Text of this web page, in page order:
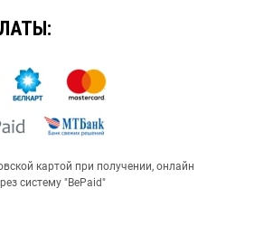
картой при получении, онлайн
систему "BePaid"